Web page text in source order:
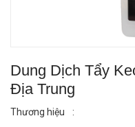
Dung Dịch Tẩy
Địa Trung
Thương hiệu :